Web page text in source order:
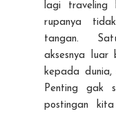
lagi traveling
rupanya
tangan.
aksesnya
kepada
Penting gak
postingan